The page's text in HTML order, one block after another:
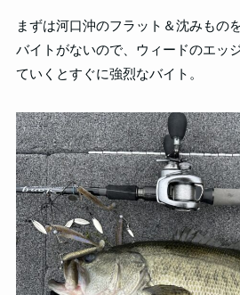
まずは河口沖のフラット＆沈みもの
バイトがないので、ウィードのエッ
ていくとすぐに強烈なバイト。